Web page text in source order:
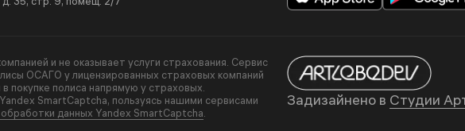
и не оказывает услуги страхования. Сервис
ОСАГО у лицензированных страховых компаний
покупке полиса напрямую у страховых.
SmartCaptcha, пользуясь нашими сервисами
данных Yandex SmartCaptcha
Задизайнено в Студии